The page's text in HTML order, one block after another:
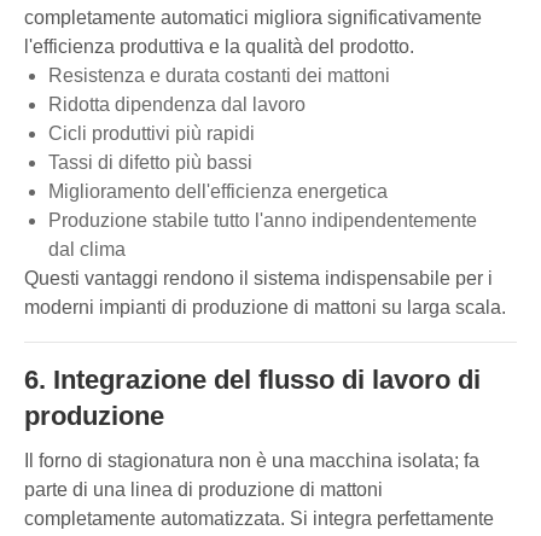
completamente automatici migliora significativamente
l'efficienza produttiva e la qualità del prodotto.
Resistenza e durata costanti dei mattoni
Ridotta dipendenza dal lavoro
Cicli produttivi più rapidi
Tassi di difetto più bassi
Miglioramento dell'efficienza energetica
Produzione stabile tutto l'anno indipendentemente
dal clima
Questi vantaggi rendono il sistema indispensabile per i
moderni impianti di produzione di mattoni su larga scala.
6. Integrazione del flusso di lavoro di
produzione
Il forno di stagionatura non è una macchina isolata; fa
parte di una linea di produzione di mattoni
completamente automatizzata. Si integra perfettamente